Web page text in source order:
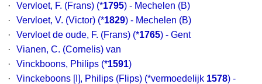
·
Vervloet, F. (Frans) (*1795) - Mechelen (B)
·
Vervloet, V. (Victor) (*1829) - Mechelen (B)
·
Vervloet de oude, F. (Frans) (*1765) - Gent
·
Vianen, C. (Cornelis) van
·
Vinckboons, Philips (*1591)
·
Vinckeboons [I], Philips (Flips) (*vermoedelijk 1578) -